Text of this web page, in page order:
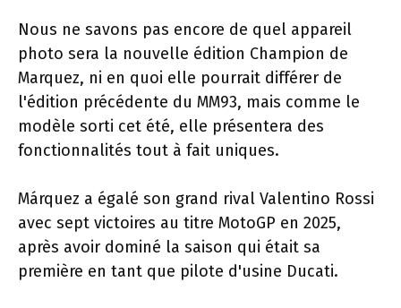
Nous ne savons pas encore de quel appareil
photo sera la nouvelle édition Champion de
Marquez, ni en quoi elle pourrait différer de
l'édition précédente du MM93, mais comme le
modèle sorti cet été, elle présentera des
fonctionnalités tout à fait uniques.
Márquez a égalé son grand rival Valentino Rossi
avec sept victoires au titre MotoGP en 2025,
après avoir dominé la saison qui était sa
première en tant que pilote d'usine Ducati.